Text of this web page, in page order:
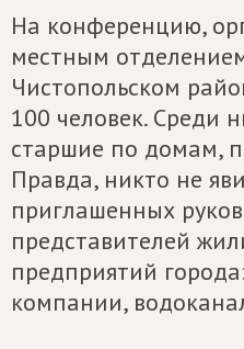
На конференцию,
местным
Чистопольском
100 человек. Среди
старшие по домам,
Правда, никто не
приглашенных
представителей
предприятий
компании,